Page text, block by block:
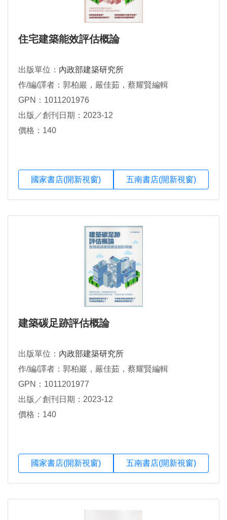
住宅建築能效評估概論
出版單位： 內政部建築研究所
作/編/譯者：郭柏巖，嚴佳茹，蔡耀賢編輯
GPN：1011201976
出版／創刊日期：2023-12
價格：140
國家書店(開新視窗) 五南書店(開新視窗)
建築碳足跡評估概論
出版單位： 內政部建築研究所
作/編/譯者：郭柏巖，嚴佳茹，蔡耀賢編輯
GPN：1011201977
出版／創刊日期：2023-12
價格：140
國家書店(開新視窗) 五南書店(開新視窗)